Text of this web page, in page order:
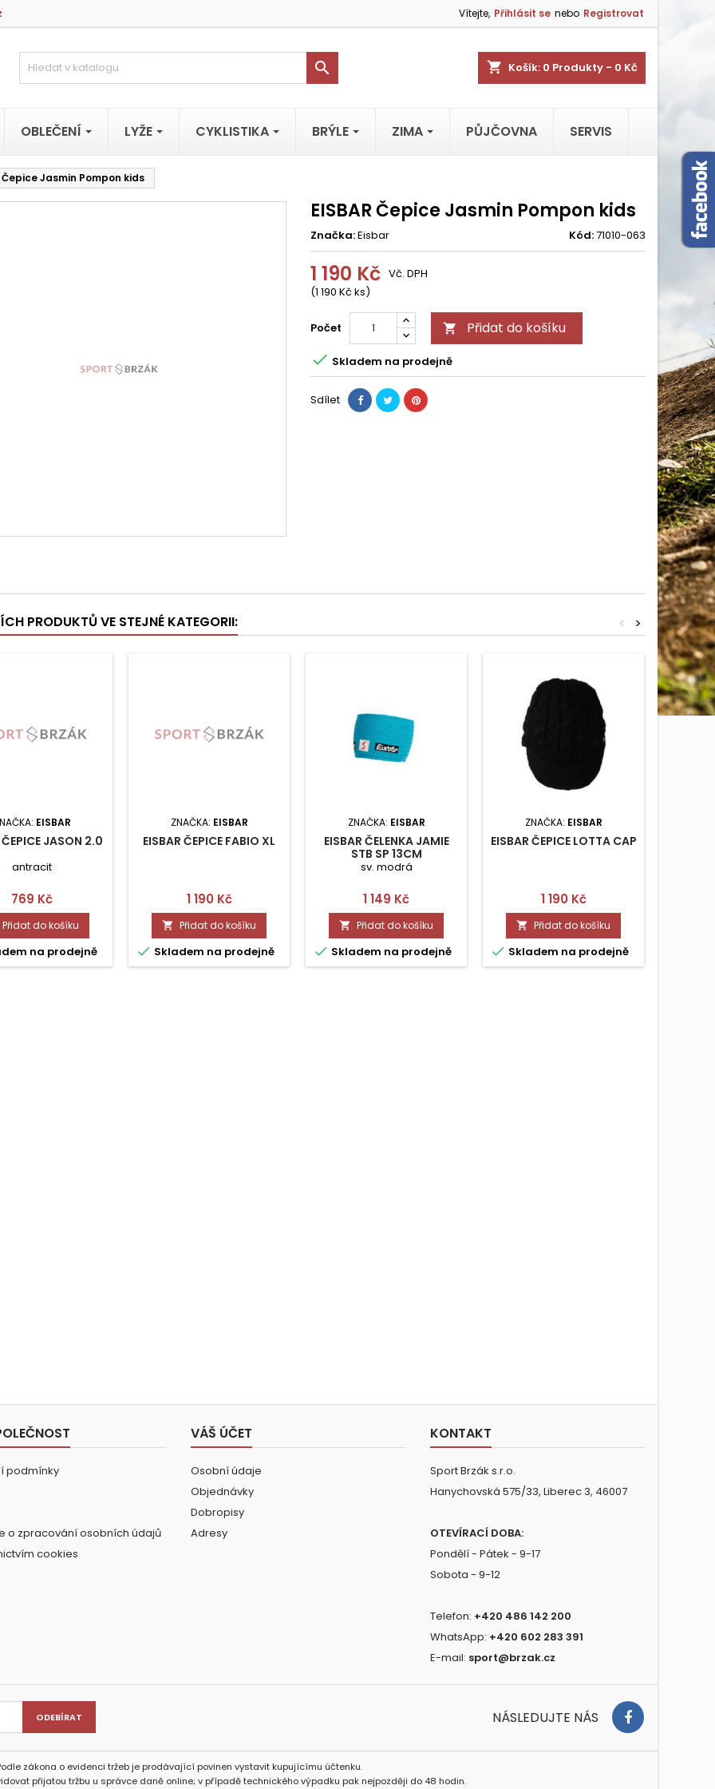
Vítejte, Přihlásit se nebo Registrovat
shopping_cart Košík: 0 Produkty - 0 Kč

OBLEČENÍ LYŽE CYKLISTIKA BRÝLE ZIMA PŮJČOVNA SERVIS
Čepice Jasmin Pompon kids
EISBAR Čepice Jasmin Pompon kids
Značka:Eisbar Kód:71010-063
1 190 Kč
(1 190 Kč ks)
Vč. DPH
Počet  Přidat do košíku
 Skladem na prodejně
Sdílet
PRODUKTŮ VE STEJNÉ KATEGORII: >
<
EISBAR
ČEPICE JASON 2.0
antracit
Cena
769 Kč
Přidat do košíku
na prodejně
ZNAČKA: EISBAR
EISBAR ČEPICE FABIO XL
Cena
1 190 Kč
 Přidat do košíku
 Skladem na prodejně
ZNAČKA: EISBAR
EISBAR ČELENKA JAMIE
STB SP 13CM
sv. modrá
Cena
1 149 Kč
 Přidat do košíku
 Skladem na prodejně
ZNAČKA: EISBAR
EISBAR ČEPICE LOTTA CAP
Cena
1 190 Kč
 Přidat do košíku
 Skladem na prodejně
podmínky
o zpracování osobních údajů
cookies
VÁŠ ÚČET
Osobní údaje
Objednávky
Dobropisy
Adresy
KONTAKT
Sport Brzák s.r.o.
Hanychovská 575/33, Liberec 3, 46007
OTEVÍRACÍ DOBA:
Pondělí - Pátek - 9-17
Sobota - 9-12
Telefon: +420 486 142 200
WhatsApp: +420 602 283 391
E-mail: sport@brzak.cz
NÁSLEDUJTE NÁS
zákona o evidenci tržeb je prodávající povinen vystavit kupujícímu účtenku.
přijatou tržbu u správce daně online; v případě technického výpadku pak nejpozději do 48 hodin.